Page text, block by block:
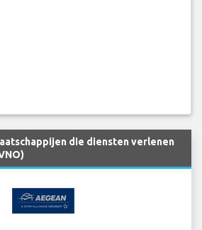
die diensten verlenen